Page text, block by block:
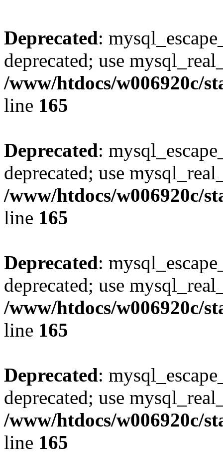
Deprecated:
deprecated; use
/www/htdocs/w006920c/
line 165
Deprecated:
deprecated; use
/www/htdocs/w006920c/
line 165
Deprecated:
deprecated; use
/www/htdocs/w006920c/
line 165
Deprecated:
deprecated; use
/www/htdocs/w006920c/
line 165